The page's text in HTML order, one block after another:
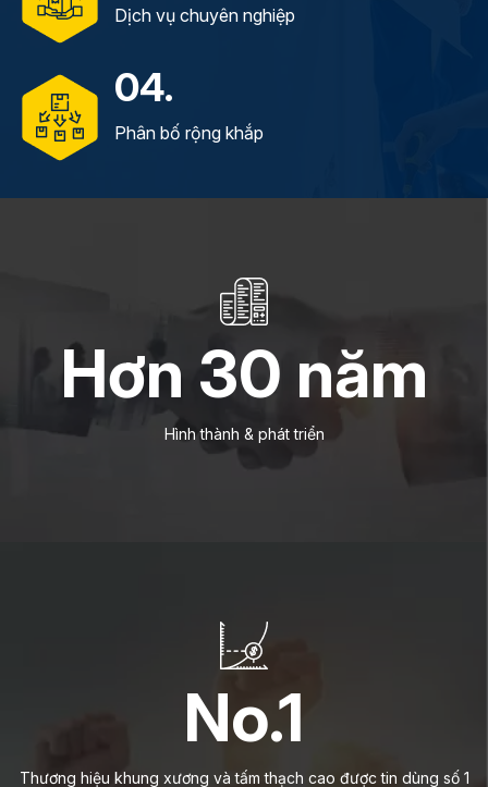
Dịch vụ chuyên nghiệp
04.
Phân bố rộng khắp
Hơn 30 năm
Hình thành & phát triển
No.1
Thương hiệu khung xương và tấm thạch cao được tin dùng số 1